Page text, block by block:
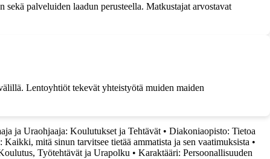
palveluiden laadun perusteella. Matkustajat arvostavat
Lentoyhtiöt tekevät yhteistyötä muiden maiden
ja Uraohjaaja: Koulutukset ja Tehtävät • Diakoniaopisto: Tietoa
mitä sinun tarvitsee tietää ammatista ja sen vaatimuksista •
Työtehtävät ja Urapolku • Karaktääri: Persoonallisuuden